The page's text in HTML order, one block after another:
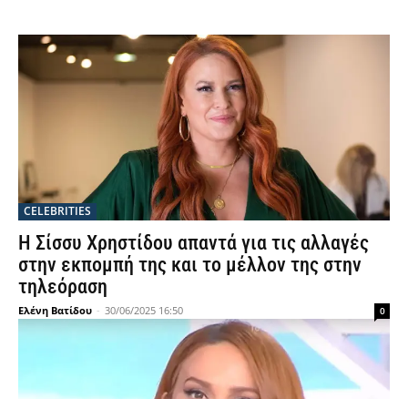
CELEBRITIES
Η Σίσσυ Χρηστίδου απαντά για τις αλλαγές
στην εκπομπή της και το μέλλον της στην
τηλεόραση
Ελένη Βατίδου - 30/06/2025 16:50 0